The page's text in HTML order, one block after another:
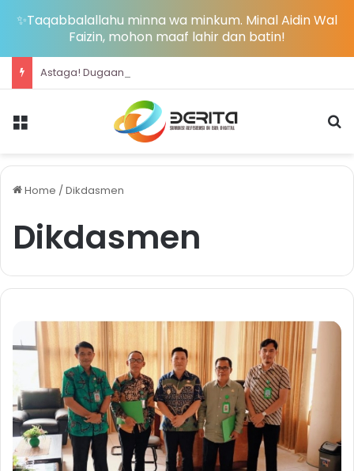
✨Taqabbalallahu minna wa minkum. Minal Aidin Wal
Faizin, mohon maaf lahir dan batin!
Home / Dikdasmen
Dikdasmen